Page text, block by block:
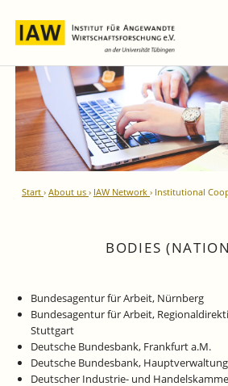
Start About us IAW Network Institutional
BODIES
Bundesagentur für Arbeit, Nürnberg
Bundesagentur für Arbeit,
Stuttgart
Deutsche Bundesbank, Frankfurt a.M.
Deutsche Bundesbank,
Deutscher Industrie- und